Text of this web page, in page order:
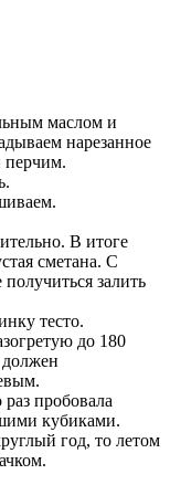
маслом и
нарезанное
перчим.
В итоге
сметана. С
залить
тесто.
до 180
пробовала
кубиками.
год, то летом